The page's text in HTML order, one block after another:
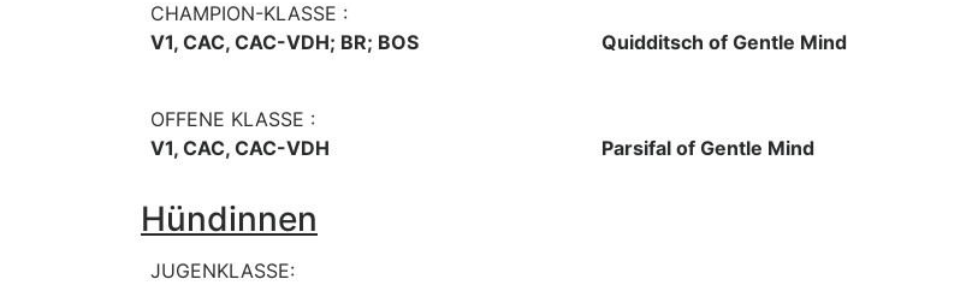
CHAMPION-KLASSE :
V1, CAC, CAC-VDH; BR; BOS
Quidditsch of Gentle Mind
OFFENE KLASSE :
V1, CAC, CAC-VDH
Parsifal of Gentle Mind
Hündinnen
JUGENKLASSE: